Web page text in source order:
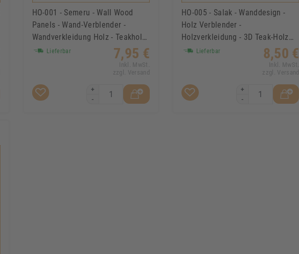
HO-001 - Semeru - Wall Wood
Panels - Wand-Verblender -
Wandverkleidung Holz - Teakholz
- Wand-Paneele
Lieferbar 7,95 €
Inkl. MwSt.
zzgl. Versand
+
-
HO-005 - Salak - Wanddesign -
Holz Verblender -
Holzverkleidung - 3D Teak-Holz
Mosaik -
Lieferbar 8,50 €
Inkl. MwSt.
zzgl. Versand
+
-